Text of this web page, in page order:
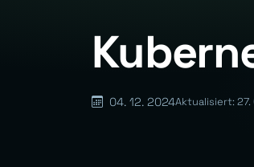
04. 12. 2024Aktualisiert: 27.